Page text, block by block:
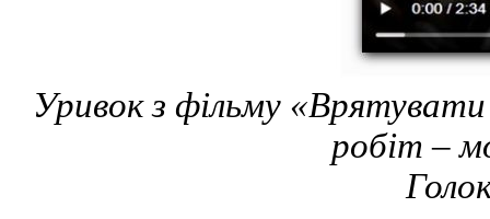
Уривок з фільму
робіт –